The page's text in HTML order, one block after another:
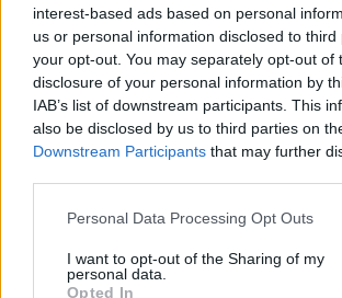
interest-based ads based on personal
us or personal information disclosed to
your opt-out. You may separately opt-out of
disclosure of your personal information by
IAB’s list of downstream participants. This
also be disclosed by us to third parties on
Downstream Participants that may further
Personal Data Processing Opt Outs
I want to opt-out of the Sharing of my
personal data.
Opted In
Sponsored Links